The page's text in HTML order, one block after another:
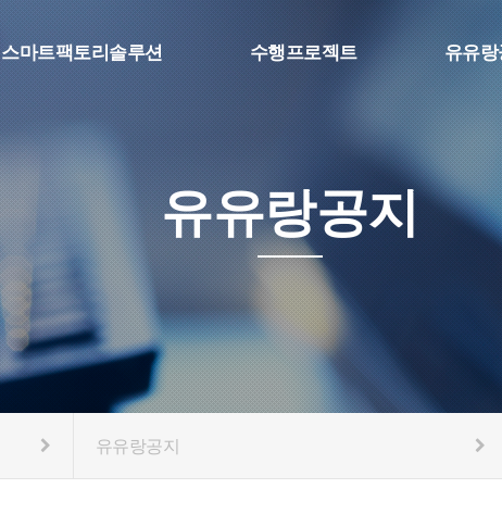
스마트팩토리솔루션
생산정보 수집, 머신비전
스마트 물류자동화
Face_Reference
수행프로젝트 유유
유유랑공지
유유랑공지